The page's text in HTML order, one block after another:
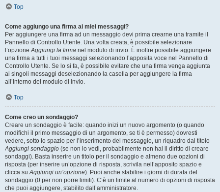
Top
Come aggiungo una firma ai miei messaggi?
Per aggiungere una firma ad un messaggio devi prima crearne una tramite il
Pannello di Controllo Utente. Una volta creata, è possibile selezionare
l’opzione Aggiungi la firma nel modulo di invio. È inoltre possibile aggiungere
una firma a tutti i tuoi messaggi selezionando l’apposita voce nel Pannello di
Controllo Utente. Se lo si fa, è possibile evitare che una firma venga aggiunta
ai singoli messaggi deselezionando la casella per aggiungere la firma
all’interno del modulo di invio.
Top
Come creo un sondaggio?
Creare un sondaggio è facile: quando inizi un nuovo argomento (o quando
modifichi il primo messaggio di un argomento, se ti è permesso) dovresti
vedere, sotto lo spazio per l’inserimento del messaggio, un riquadro dal titolo
Aggiungi sondaggio (se non lo vedi, probabilmente non hai il diritto di creare
sondaggi). Basta inserire un titolo per il sondaggio e almeno due opzioni di
risposta (per inserire un’opzione di risposta, scrivila nell’apposito spazio e
clicca su Aggiungi un’opzione). Puoi anche stabilire i giorni di durata del
sondaggio (0 per non porre limiti). C’è un limite al numero di opzioni di risposta
che puoi aggiungere, stabilito dall’amministratore.